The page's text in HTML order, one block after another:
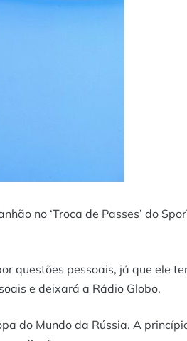
no ‘Troca de Passes’ do
questões pessoais, já que ele
e deixará a Rádio Globo.
do Mundo da Rússia. A